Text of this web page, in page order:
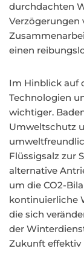
durchdachten
Verzögerungen
einen
Im Hinblick auf
Technologien
wichtiger.
Umweltschutz
Flüssigsalz zur
alternative
um die CO2-
kontinuierliche
die sich
der
Zukunft effektiv